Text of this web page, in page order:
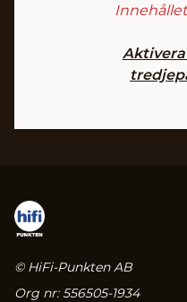
© HiFi-Punkten AB
Org nr: 556505-1934